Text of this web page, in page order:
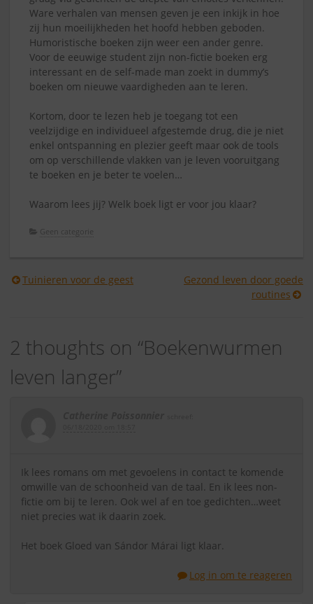
Ware verhalen van mensen geven je een inkijk in hoe
zij hun moeilijkheden het hoofd hebben geboden.
Humoristische boeken zijn weer een ander genre.
Voor de eeuwige student zijn non-fictie boeken erg
interessant en de self-made man zoekt in dummy’s
boeken om nieuwe vaardigheden aan te leren.
Kortom, door te lezen heb je toegang tot een
veelzijdige en individueel afgestemde drug, die je niet
enkel ontspanning en plezier geeft maar ook de tools
om op verschillende vlakken van je leven vooruitgang
te boeken en je beter te voelen…
Waarom lees jij? Welk boek ligt er voor jou klaar?
Geen categorie
Berichtnavigatie
Tuinieren voor de geest
Gezond leven door goede
routines
2 thoughts on “Boekenwurmen
leven langer”
Ik lees romans om met gevoelens in contact te komende
omwille van de schoonheid van de taal. En ik lees non-
fictie om bij te leren. Ook wel af en toe gedichten…weet
niet precies wat ik daarin zoek.
Het boek Gloed van Sándor Márai ligt klaar.
Log in om te reageren